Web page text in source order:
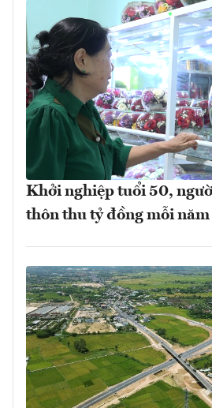
Khởi nghiệp tuổi 50,
thôn thu tỷ đồng mỗi